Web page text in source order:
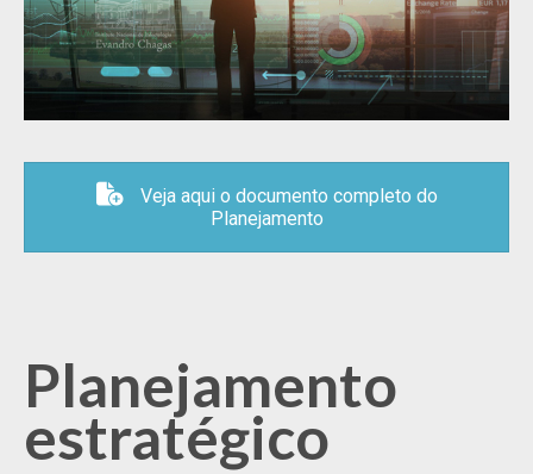
Veja aqui o documento completo do
Planejamento
Planejamento
estratégico